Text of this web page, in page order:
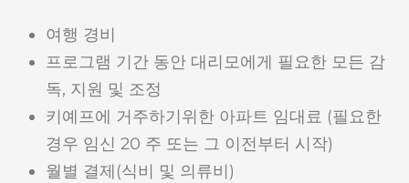
여행 경비
프로그램 기간 동안 대리모에게 필요한 모든 감
독, 지원 및 조정
키예프에 거주하기위한 아파트 임대료 (필요한
경우 임신 20 주 또는 그 이전부터 시작)
월별 결제(식비 및 의류비)